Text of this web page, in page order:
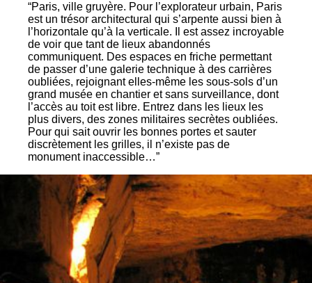
“Paris, ville gruyère. Pour l’explorateur urbain, Paris
est un trésor architectural qui s’arpente aussi bien à
l’horizontale qu’à la verticale. Il est assez incroyable
de voir que tant de lieux abandonnés
communiquent. Des espaces en friche permettant
de passer d’une galerie technique à des carrières
oubliées, rejoignant elles-même les sous-sols d’un
grand musée en chantier et sans surveillance, dont
l’accès au toit est libre. Entrez dans les lieux les
plus divers, des zones militaires secrètes oubliées.
Pour qui sait ouvrir les bonnes portes et sauter
discrètement les grilles, il n’existe pas de
monument inaccessible…”